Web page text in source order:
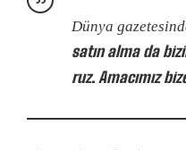
Dünya
satın alma da
ruz. Amacımız